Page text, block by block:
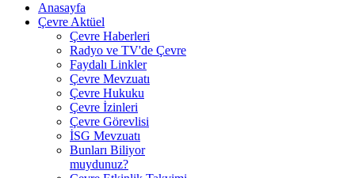
Anasayfa
Çevre Aktüel
Çevre Haberleri
Radyo ve TV'de Çevre
Faydalı Linkler
Çevre Mevzuatı
Çevre Hukuku
Çevre İzinleri
Çevre Görevlisi
İSG Mevzuatı
Bunları Biliyor
muydunuz?